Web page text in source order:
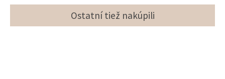
Ostatní tiež nakúpili